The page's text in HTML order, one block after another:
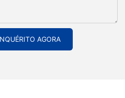
AGORA